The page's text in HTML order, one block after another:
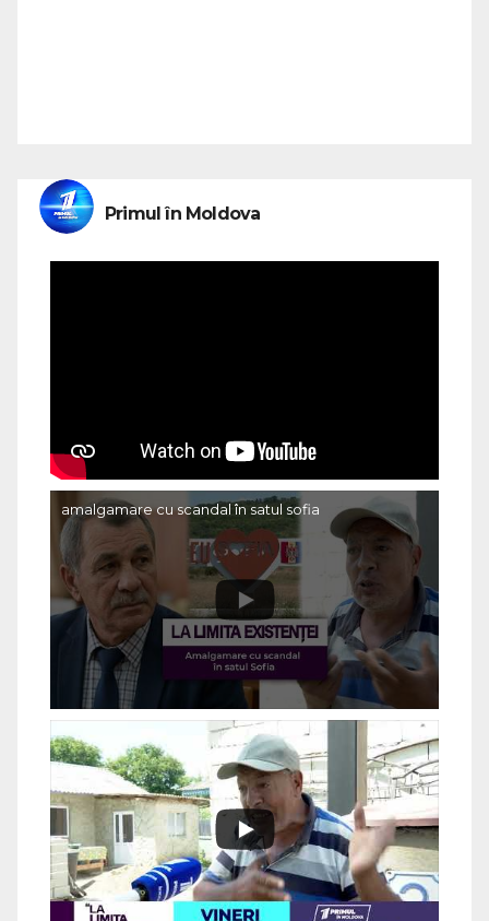
Primul în Moldova
amalgamare cu scandal în satul sofia